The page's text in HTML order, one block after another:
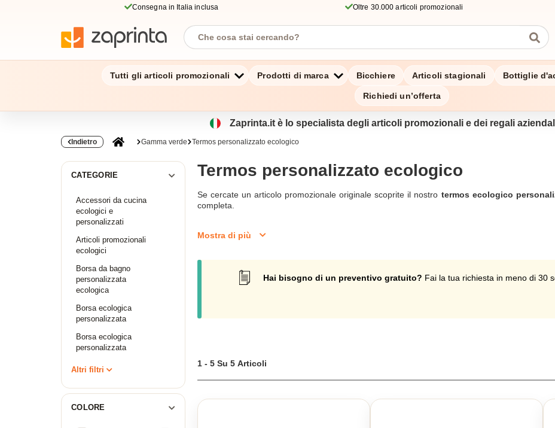
Consegna in Italia inclusa Oltre 30.000 articoli promozionali
Tutti gli articoli promozionali Prodotti di marca Bicchiere Articoli stagionali Bottiglie
Richiedi un’offerta
Zaprinta.it è lo specialista degli articoli promozionali e dei regali
Indietro Gamma verde Termos personalizzato ecologico
CATEGORIE
Accessori da cucina
ecologici e
personalizzati
Articoli promozionali
ecologici
Borsa da bagno
personalizzata
ecologica
Borsa ecologica
personalizzata
Borsa ecologica
personalizzata
Altri filtri
COLORE
Termos personalizzato ecologico
Se cercate un articolo promozionale originale scoprite il nostro termos ecologico
completa.
bambù, il thermos personalizzato è caldo grazie al suo materiale ed elegante con la sua
vostro desiderio di agire a favore della salvaguardia del pianeta. Una bottiglia isotermica e
conservare bevande calde e fredde in vacanza, al lavoro o in palestra.
Ordinate le vostre borracce thermos personalizzate con il vostro logo aziendale dalla nostra
Mostra di più
Hai bisogno di un preventivo gratuito? Fai la tua richiesta in meno di 30
1 - 5 Su 5 Articoli